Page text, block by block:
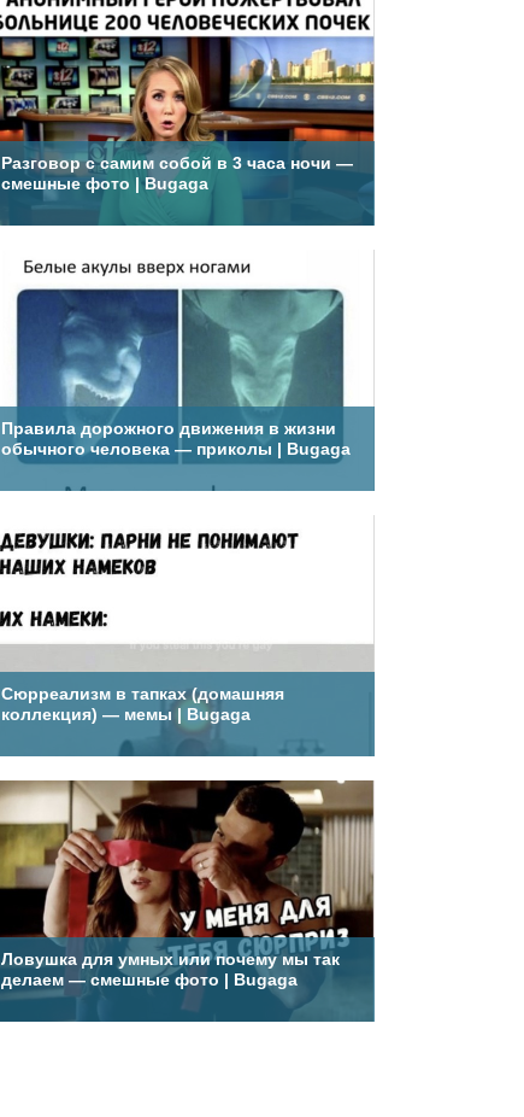
Разговор с самим собой в 3 часа ночи —
смешные фото | Bugaga
Правила дорожного движения в жизни
обычного человека — приколы | Bugaga
Сюрреализм в тапках (домашняя
коллекция) — мемы | Bugaga
Ловушка для умных или почему мы так
делаем — смешные фото | Bugaga